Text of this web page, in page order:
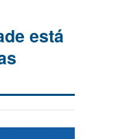
está